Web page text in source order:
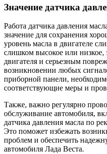
Значение датчика
Работа датчика давления
значение для сохранения
уровень масла в двигателе
слишком высокое или
двигателя и серьезным
возникновении любых
приборной панели,
соответствующие меры и
Также, важно регулярно
обслуживание автомобиля,
датчика давления масла по
Это поможет избежать
проблем и обеспечить
автомобиля Лада Веста.